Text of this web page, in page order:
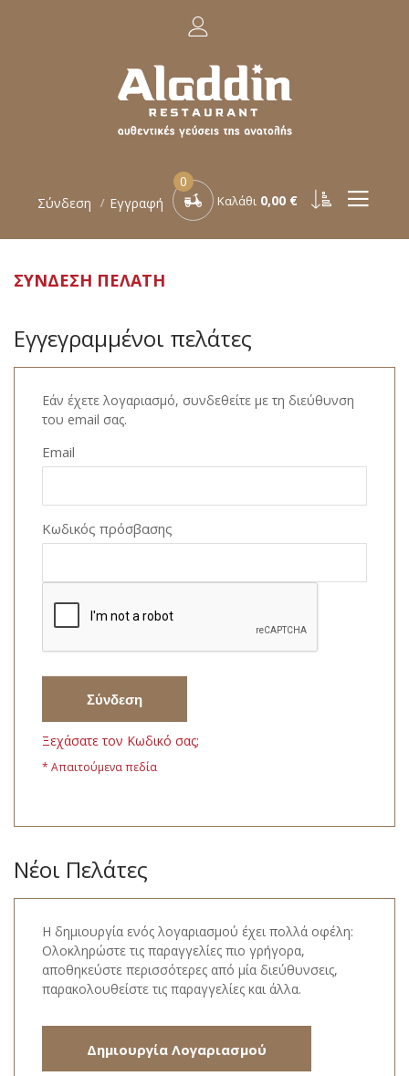
Σύνδεση Εγγραφή
0
Καλάθι 0,00 €
ΣΎΝΔΕΣΗ ΠΕΛΆΤΗ
Εγγεγραμμένοι πελάτες
Εάν έχετε λογαριασμό, συνδεθείτε με τη διεύθυνση
του email σας.
Email
Κωδικός πρόσβασης
Σύνδεση
Ξεχάσατε τον Κωδικό σας;
Νέοι Πελάτες
Η δημιουργία ενός λογαριασμού έχει πολλά οφέλη:
Ολοκληρώστε τις παραγγελίες πιο γρήγορα,
αποθηκεύστε περισσότερες από μία διεύθυνσεις,
παρακολουθείστε τις παραγγελίες και άλλα.
Δημιουργία Λογαριασμού